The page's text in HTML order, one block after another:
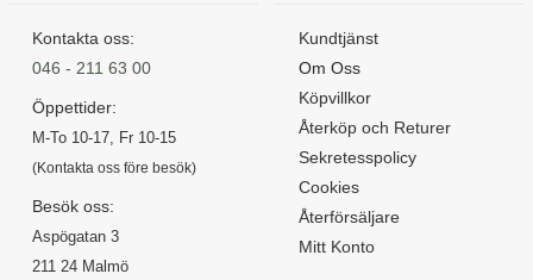
Kontakta oss:
046 - 211 63 00
Öppettider:
M-To 10-17, Fr 10-15
(Kontakta oss före besök)
Besök oss:
Aspögatan 3
211 24 Malmö
Kundtjänst
Om Oss
Köpvillkor
Återköp och Returer
Sekretesspolicy
Cookies
Återförsäljare
Mitt Konto